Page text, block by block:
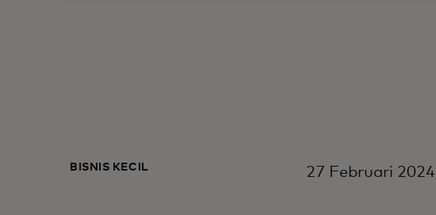
BISNIS KECIL 27 Februari 2024